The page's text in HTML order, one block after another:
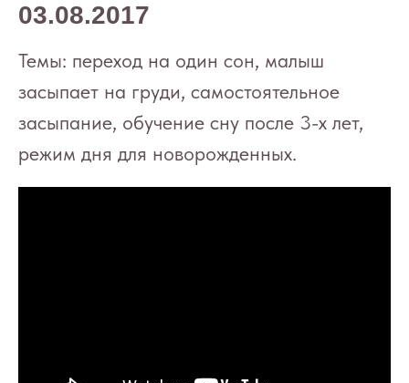
03.08.2017
Темы: переход на один сон, малыш
засыпает на груди, самостоятельное
засыпание, обучение сну после 3-х лет,
режим дня для новорожденных.